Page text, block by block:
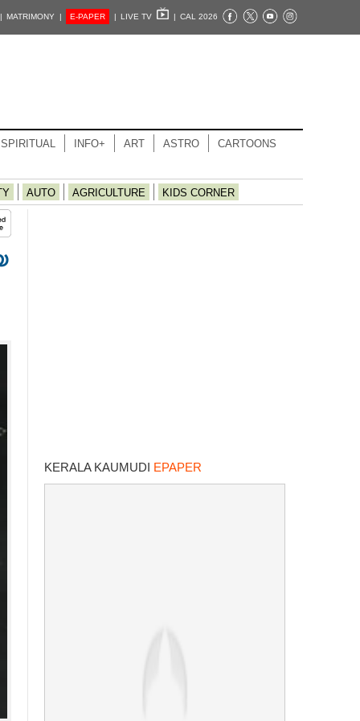
MATRIMONY | E-PAPER | LIVE TV | CAL 2026
SPIRITUAL INFO+ ART ASTRO CARTOONS
AUTO AGRICULTURE KIDS CORNER
KERALA KAUMUDI EPAPER